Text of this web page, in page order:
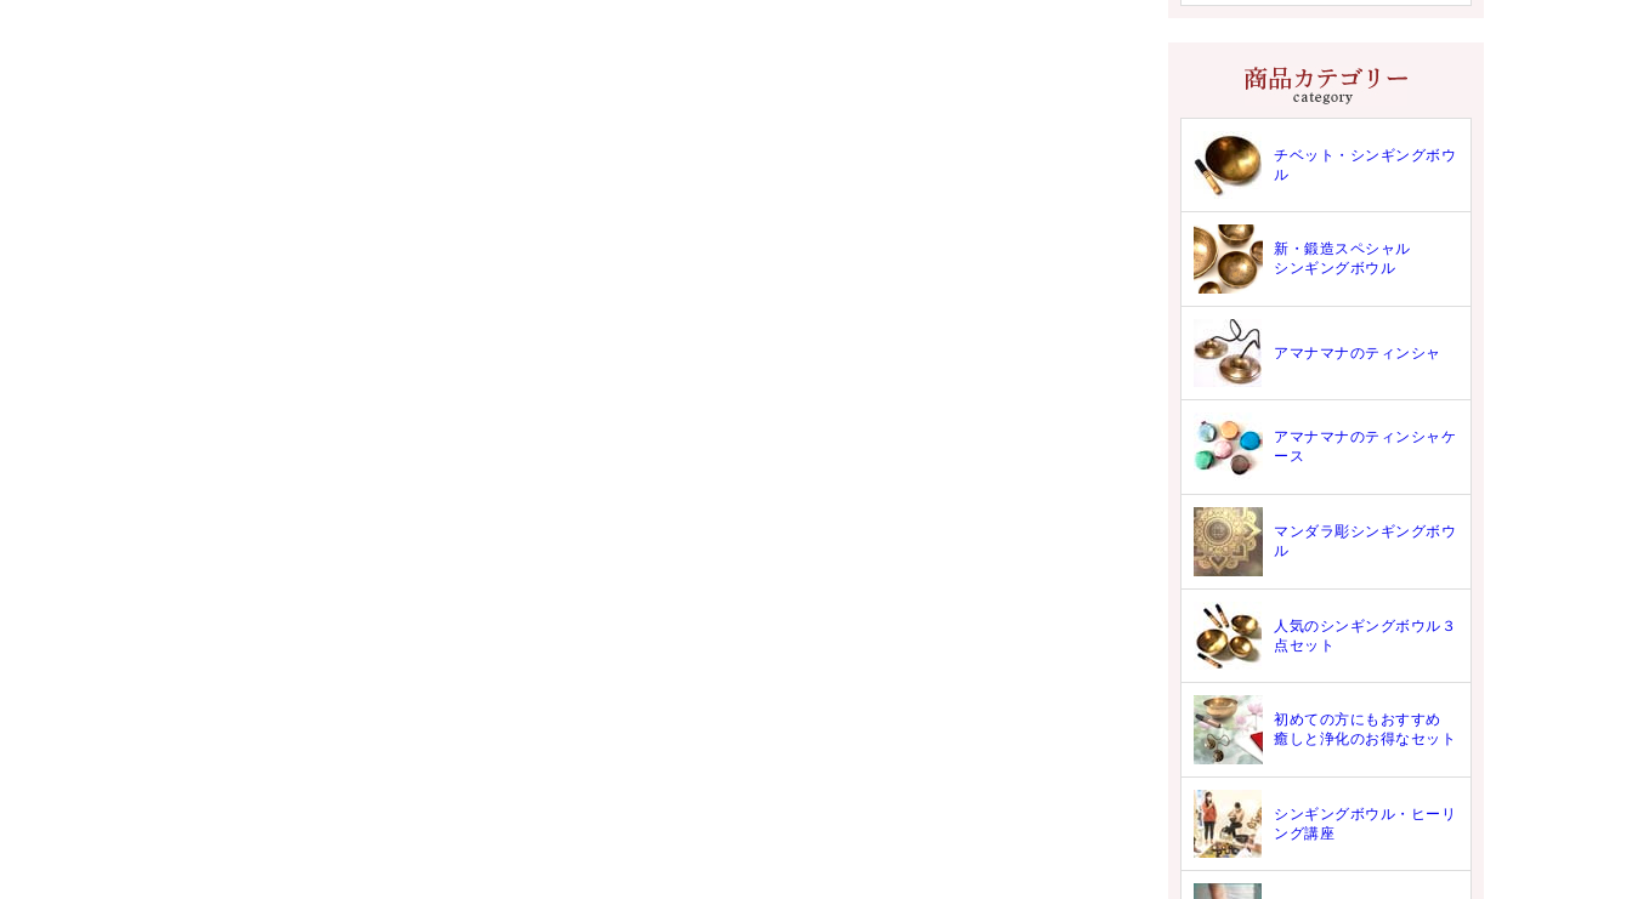
チベット・シンギングボウ
ル
新・鍛造スペシャル
シンギングボウル
アマナマナのティンシャ
アマナマナのティンシャケ
ース
マンダラ彫シンギングボウ
ル
人気のシンギングボウル３
点セット
初めての方にもおすすめ
癒しと浄化のお得なセット
シンギングボウル・ヒーリ
ング講座